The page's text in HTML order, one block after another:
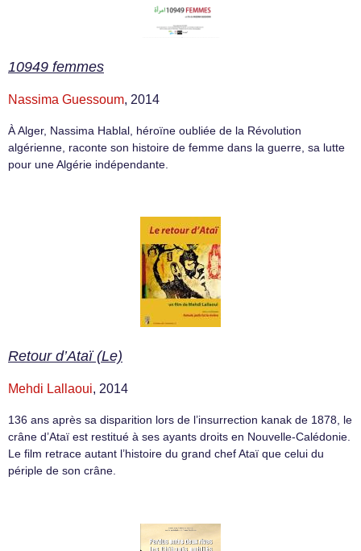
10949 femmes
Nassima Guessoum, 2014
À Alger, Nassima Hablal, héroïne oubliée de la Révolution
algérienne, raconte son histoire de femme dans la guerre, sa lutte
pour une Algérie indépendante.
Retour d’Ataï (Le)
Mehdi Lallaoui, 2014
136 ans après sa disparition lors de l’insurrection kanak de 1878, le
crâne d’Ataï est restitué à ses ayants droits en Nouvelle-Calédonie.
Le film retrace autant l’histoire du grand chef Ataï que celui du
périple de son crâne.